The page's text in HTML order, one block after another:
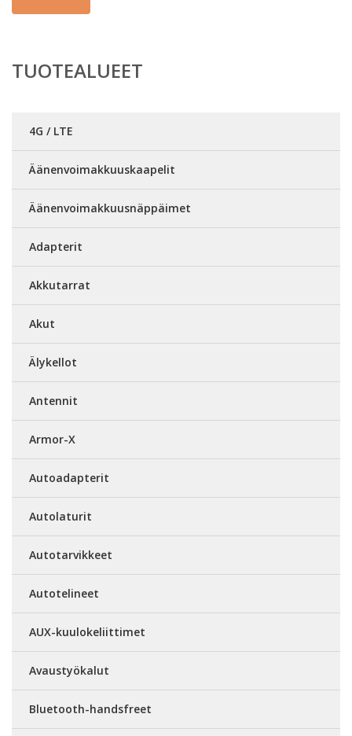
TUOTEALUEET
4G / LTE
Äänenvoimakkuuskaapelit
Äänenvoimakkuusnäppäimet
Adapterit
Akkutarrat
Akut
Älykellot
Antennit
Armor-X
Autoadapterit
Autolaturit
Autotarvikkeet
Autotelineet
AUX-kuulokeliittimet
Avaustyökalut
Bluetooth-handsfreet